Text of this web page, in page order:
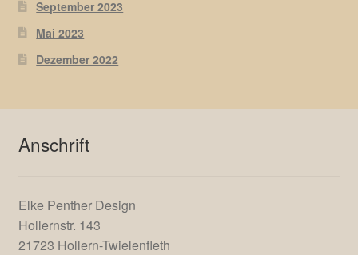
September 2023
Mai 2023
Dezember 2022
Anschrift
Elke Penther Design
Hollernstr. 143
21723 Hollern-Twielenfleth